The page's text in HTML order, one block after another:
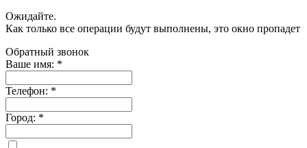
Ожидайте.
Как только все операции будут выполнены, это окно пропадет
Обратный звонок
Ваше имя: *
Телефон: *
Город: *